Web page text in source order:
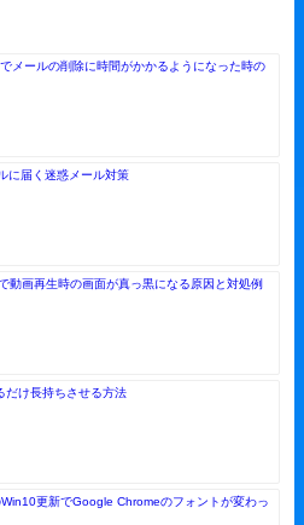
メールの削除に時間がかかるようになった時の
に届く迷惑メール対策
動画再生時の画面が真っ黒になる原因と対処例
だけ長持ちさせる方法
更新でGoogle Chromeのフォントが変わっ